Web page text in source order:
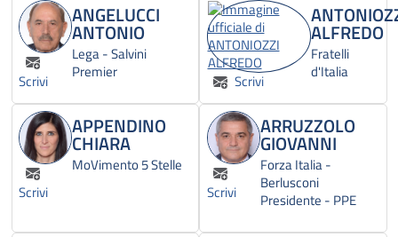
Scrivi
ANGELUCCI
ANTONIO
Lega - Salvini
Premier
Scrivi
ALFREDO
Fratelli
d'Italia
Scrivi
APPENDINO
CHIARA
MoVimento 5 Stelle
Scrivi
ARRUZZOLO
GIOVANNI
Forza Italia -
Berlusconi
Presidente - PPE